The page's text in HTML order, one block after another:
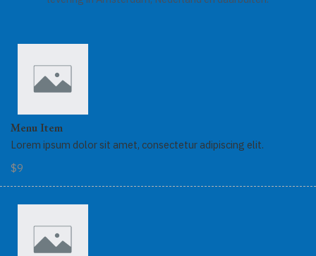
Menu Item
Lorem ipsum dolor sit amet, consectetur adipiscing elit.
$9